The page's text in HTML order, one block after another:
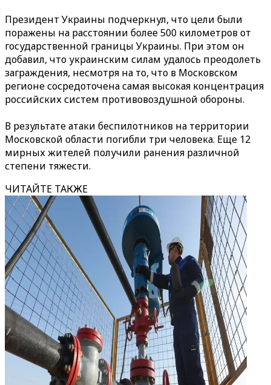
Президент Украины подчеркнул, что цели были
поражены на расстоянии более 500 километров от
государственной границы Украины. При этом он
добавил, что украинским силам удалось преодолеть
заграждения, несмотря на то, что в Московском
регионе сосредоточена самая высокая концентрация
российских систем противовоздушной обороны.
В результате атаки беспилотников на территории
Московской области погибли три человека. Еще 12
мирных жителей получили ранения различной
степени тяжести.
ЧИТАЙТЕ ТАКЖЕ